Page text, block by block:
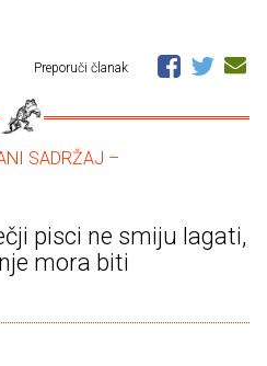
Preporuči članak
SADRŽAJ –
pisci ne smiju lagati,
mora biti